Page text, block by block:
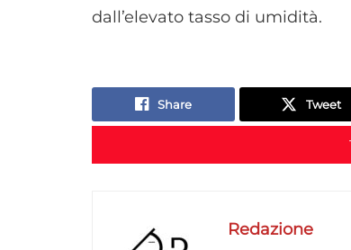
dall’elevato tasso di umidità.
Share Tweet
Redazione